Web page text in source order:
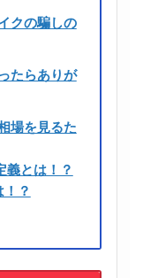
クの騙しの
たらありが
場を見るた
とは！？
？